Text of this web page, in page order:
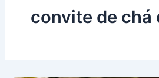
convite de chá